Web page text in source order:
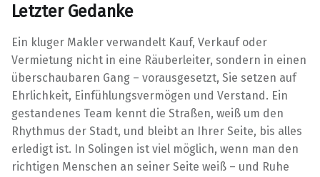
Letzter Gedanke
Ein kluger Makler verwandelt Kauf, Verkauf oder
Vermietung nicht in eine Räuberleiter, sondern in einen
überschaubaren Gang – vorausgesetzt, Sie setzen auf
Ehrlichkeit, Einfühlungsvermögen und Verstand. Ein
gestandenes Team kennt die Straßen, weiß um den
Rhythmus der Stadt, und bleibt an Ihrer Seite, bis alles
erledigt ist. In Solingen ist viel möglich, wenn man den
richtigen Menschen an seiner Seite weiß – und Ruhe